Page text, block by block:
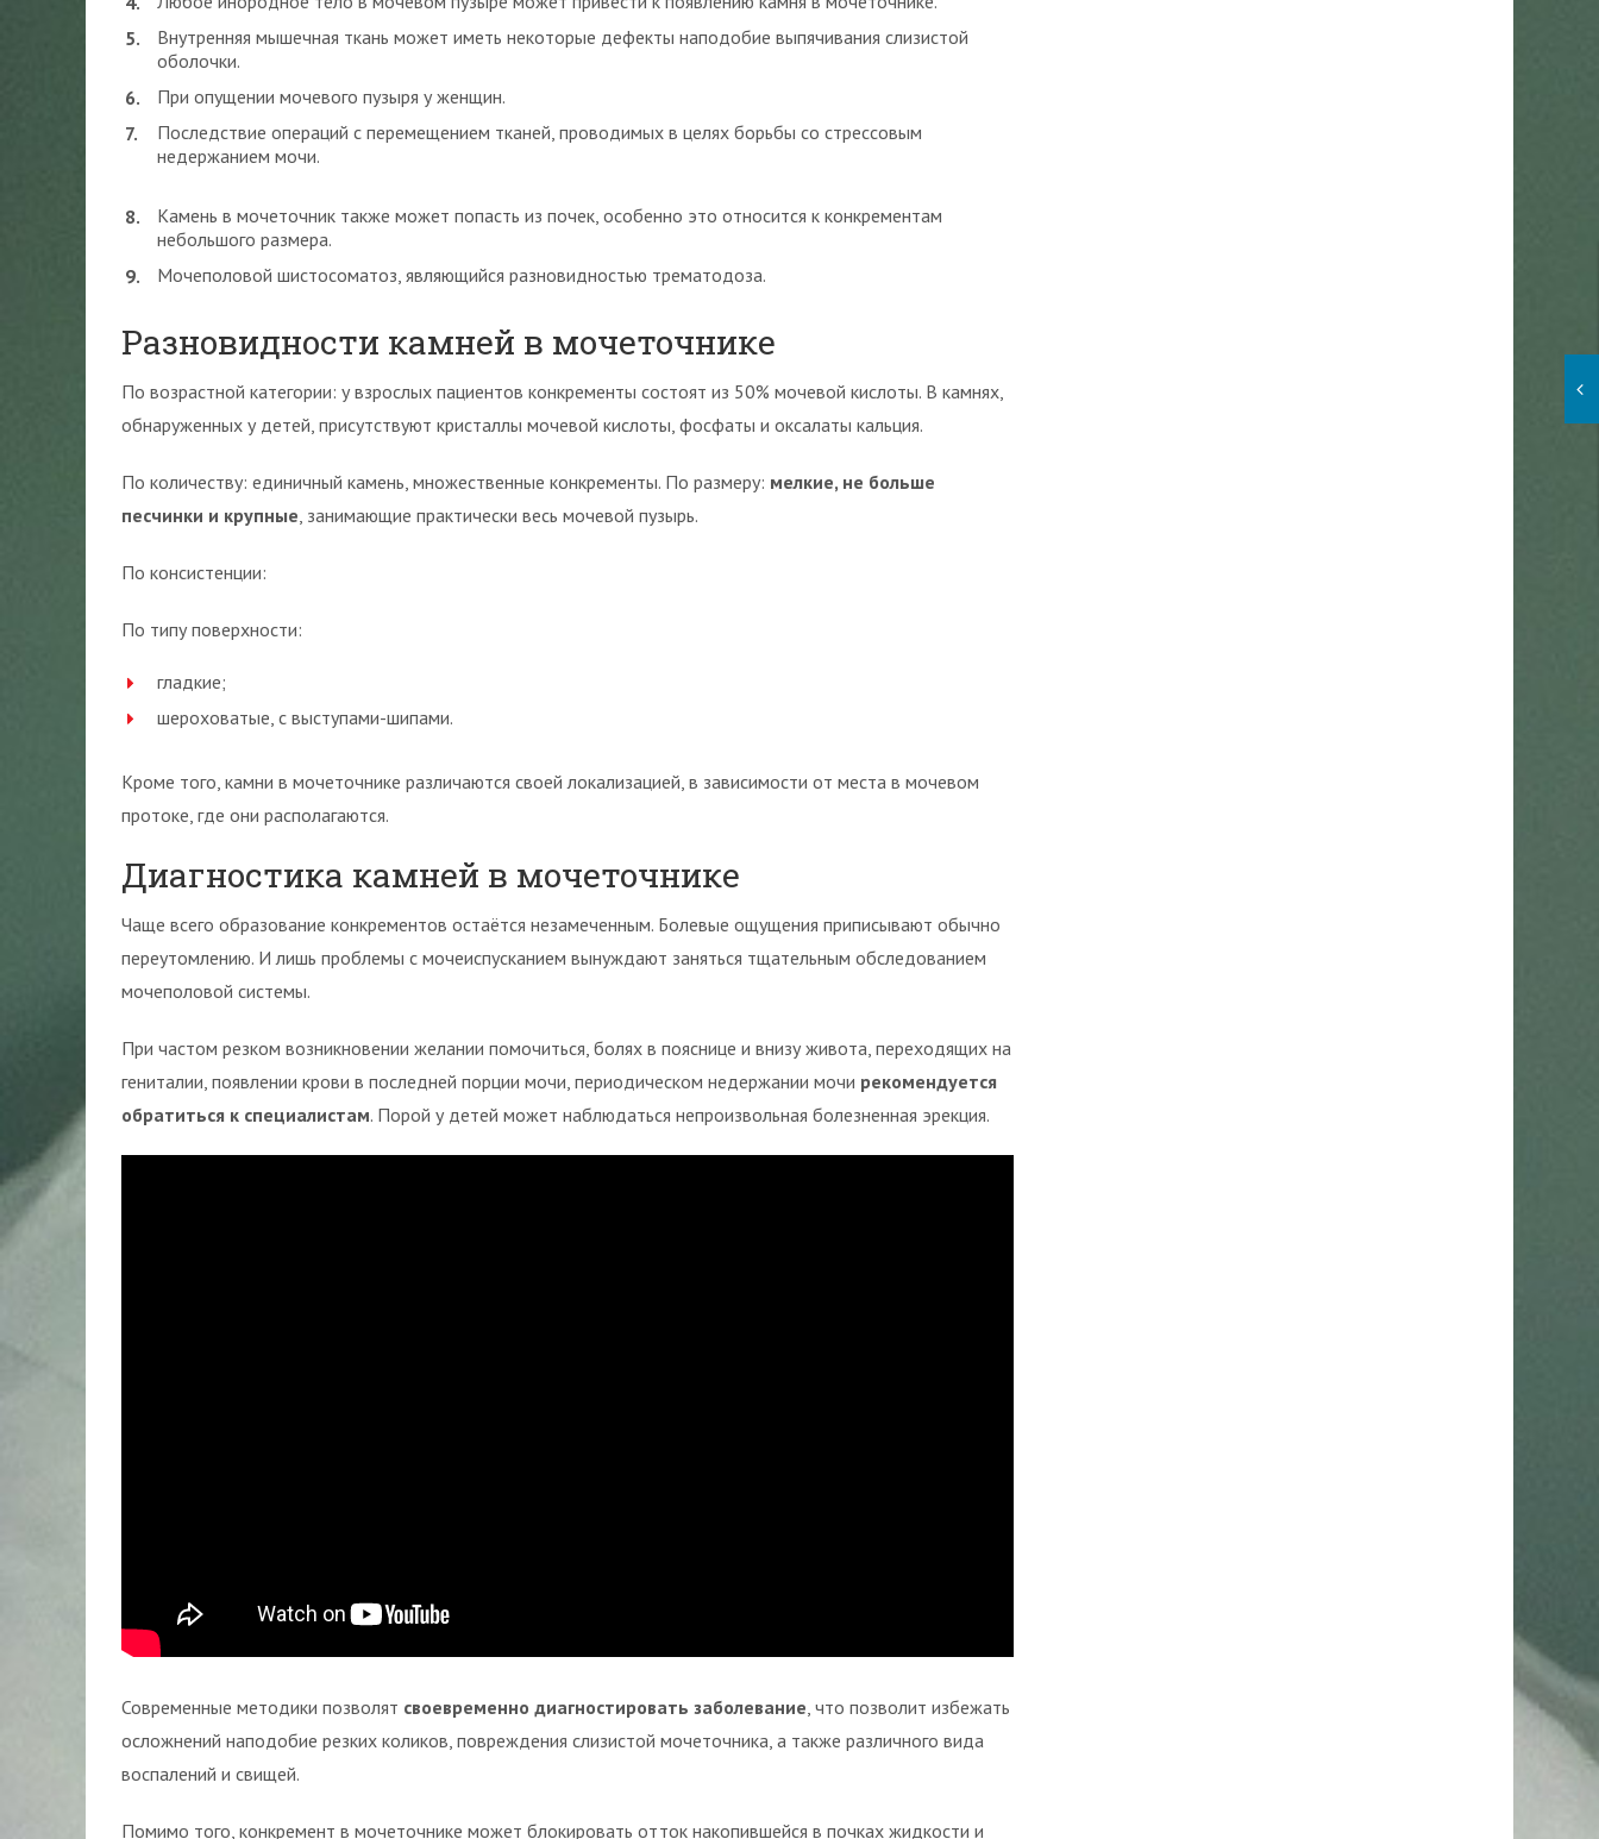
Внутренняя мышечная ткань может иметь некоторые дефекты наподобие выпячивания слизистой
оболочки.
При опущении мочевого пузыря у женщин.
Последствие операций с перемещением тканей, проводимых в целях борьбы со стрессовым
недержанием мочи.
Камень в мочеточник также может попасть из почек, особенно это относится к конкрементам
небольшого размера.
Мочеполовой шистосоматоз, являющийся разновидностью трематодоза.
Разновидности камней в мочеточнике
По возрастной категории: у взрослых пациентов конкременты состоят из 50% мочевой кислоты. В камнях,
обнаруженных у детей, присутствуют кристаллы мочевой кислоты, фосфаты и оксалаты кальция.
По количеству: единичный камень, множественные конкременты. По размеру: мелкие, не больше
песчинки и крупные, занимающие практически весь мочевой пузырь.
По консистенции:
По типу поверхности:
гладкие;
шероховатые, с выступами-шипами.
Кроме того, камни в мочеточнике различаются своей локализацией, в зависимости от места в мочевом
протоке, где они располагаются.
Диагностика камней в мочеточнике
Чаще всего образование конкрементов остаётся незамеченным. Болевые ощущения приписывают обычно
переутомлению. И лишь проблемы с мочеиспусканием вынуждают заняться тщательным обследованием
мочеполовой системы.
При частом резком возникновении желании помочиться, болях в пояснице и внизу живота, переходящих на
гениталии, появлении крови в последней порции мочи, периодическом недержании мочи рекомендуется
обратиться к специалистам. Порой у детей может наблюдаться непроизвольная болезненная эрекция.
Современные методики позволят своевременно диагностировать заболевание, что позволит избежать
осложнений наподобие резких коликов, повреждения слизистой мочеточника, а также различного вида
воспалений и свищей.
Помимо того, конкремент в мочеточнике может блокировать отток накопившейся в почках жидкости и